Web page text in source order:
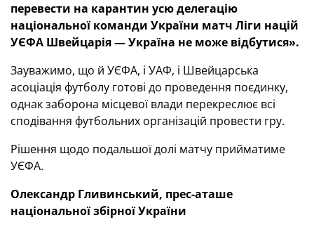
перевести на карантин усю делегацію
національної команди України матч Ліги націй
УЄФА Швейцарія — Україна не може відбутися».
Зауважимо, що й УЄФА, і УАФ, і Швейцарська
асоціація футболу готові до проведення поєдинку,
однак заборона місцевої влади перекреслює всі
сподівання футбольних організацій провести гру.
Рішення щодо подальшої долі матчу прийматиме
УЄФА.
Олександр Гливинський, прес-аташе
національної збірної України